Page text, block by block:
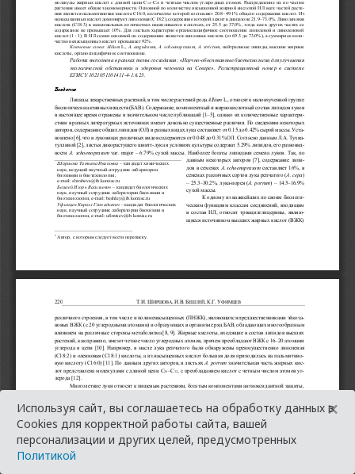
Используя сайт, вы соглашаетесь на обработку данных в
Cookies для корректной работы сайта, вашей
персонализации и других целей, предусмотренных
Политикой
×